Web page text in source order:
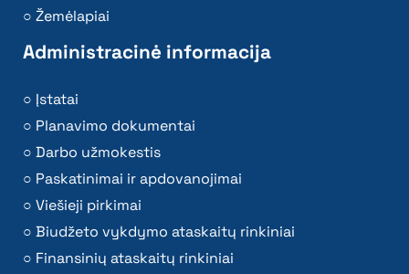
Žemėlapiai
Administracinė informacija
Įstatai
Planavimo dokumentai
Darbo užmokestis
Paskatinimai ir apdovanojimai
Viešieji pirkimai
Biudžeto vykdymo ataskaitų rinkiniai
Finansinių ataskaitų rinkiniai